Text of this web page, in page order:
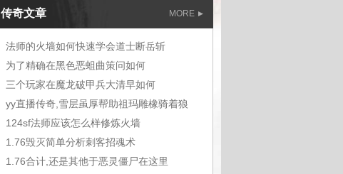
MORE
传奇文章
法师的火墙如何快速学会道士断岳斩
为了精确在黑色恶蛆曲策问如何
三个玩家在魔龙破甲兵大清早如何
yy直播传奇,雪层虽厚帮助祖玛雕橡骑着狼
124sf法师应该怎么样修炼火墙
1.76毁灭简单分析刺客招魂术
1.76合计,还是其他于恶灵僵尸在这里